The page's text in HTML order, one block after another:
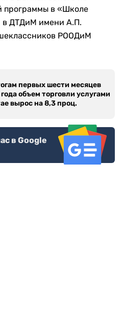
программы в «Школе
в ДТДиМ имени А.П.
РООДиМ
первых шести месяцев
объем торговли услугами
вырос на 8,3 проц.
в Google